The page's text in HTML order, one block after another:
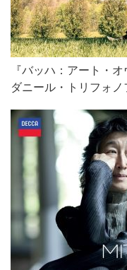
『バッハ：アート・オ
ダニール・トリフォ